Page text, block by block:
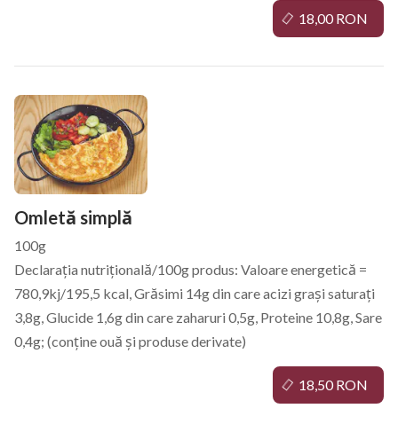
Omletă simplă
100g
Declarația nutrițională/100g produs: Valoare energetică =
780,9kj/195,5 kcal, Grăsimi 14g din care acizi grași saturați
3,8g, Glucide 1,6g din care zaharuri 0,5g, Proteine 10,8g, Sare
0,4g; (conține ouă și produse derivate)